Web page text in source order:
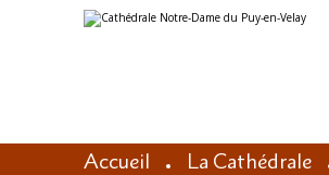
Aller
au
Outils
personnels
Accueil La Cathédrale